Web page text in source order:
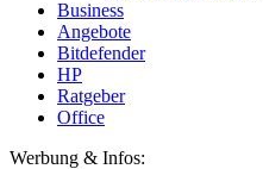
Business
Angebote
Bitdefender
HP
Ratgeber
Office
Werbung & Infos: